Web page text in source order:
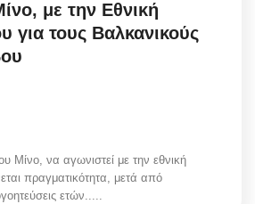
με την Εθνική
για τους Βαλκανικούς
Μίνο, να αγωνιστεί με την εθνική
πραγματικότητα, μετά από
ετών.....